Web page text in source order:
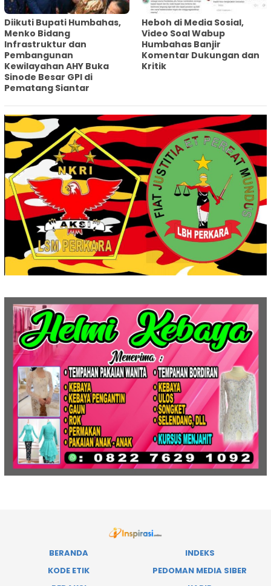
Diikuti Bupati Humbahas,
Menko Bidang
Infrastruktur dan
Pembangunan
Kewilayahan AHY Buka
Sinode Besar GPI di
Pematang Siantar
Heboh di Media Sosial,
Video Soal Wabup
Humbahas Banjir
Komentar Dukungan dan
Kritik
BERANDA
INDEKS
KODE ETIK
PEDOMAN MEDIA SIBER